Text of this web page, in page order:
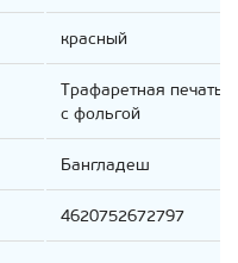
красный
Трафаретная печать
с фольгой
Бангладеш
4620752672797